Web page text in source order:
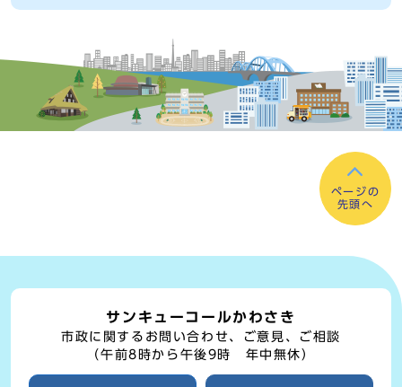
ページの
先頭へ
サンキューコールかわさき
市政に関するお問い合わせ、ご意見、ご相談
（午前8時から午後9時 年中無休）